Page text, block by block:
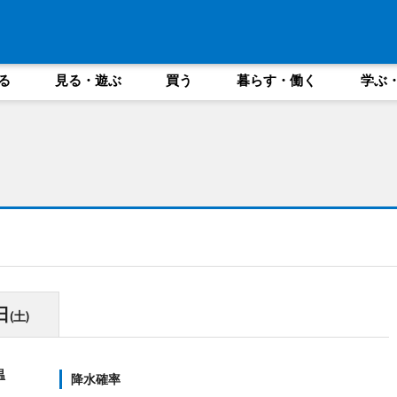
見る・遊ぶ 買う 暮らす・働く 学ぶ
(土)
降水確率